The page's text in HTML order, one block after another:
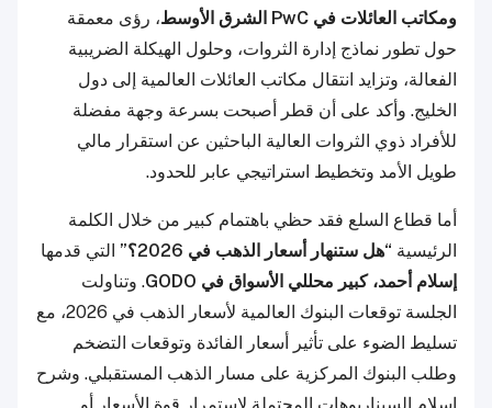
ومكاتب العائلات في PwC الشرق الأوسط
، رؤى معمقة
حول تطور نماذج إدارة الثروات، وحلول الهيكلة الضريبية
الفعالة، وتزايد انتقال مكاتب العائلات العالمية إلى دول
الخليج. وأكد على أن قطر أصبحت بسرعة وجهة مفضلة
للأفراد ذوي الثروات العالية الباحثين عن استقرار مالي
طويل الأمد وتخطيط استراتيجي عابر للحدود.
أما قطاع السلع فقد حظي باهتمام كبير من خلال الكلمة
الرئيسية “هل ستنهار أسعار الذهب في 2026؟”
التي قدمها
إسلام أحمد، كبير محللي الأسواق في GODO
. وتناولت
الجلسة توقعات البنوك العالمية لأسعار الذهب في 2026، مع
تسليط الضوء على تأثير أسعار الفائدة وتوقعات التضخم
وطلب البنوك المركزية على مسار الذهب المستقبلي. وشرح